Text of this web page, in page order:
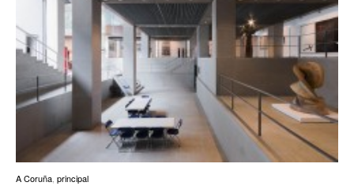
A Coruña, principal